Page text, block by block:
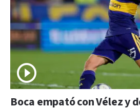
Boca empató con Vélez y